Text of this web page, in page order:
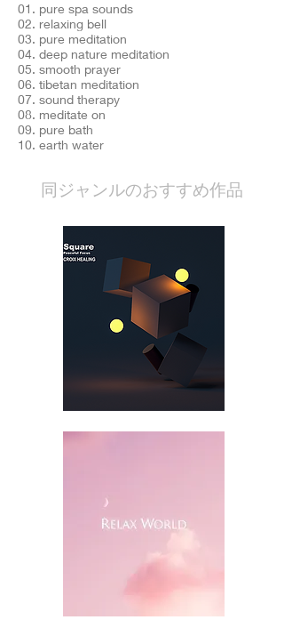
01. pure spa sounds
02. relaxing bell
03. pure meditation
04. deep nature meditation
05. smooth prayer
06. tibetan meditation
07. sound therapy
08. meditate on
09. pure bath
10. earth water
​同ジャンルのおすすめ作品